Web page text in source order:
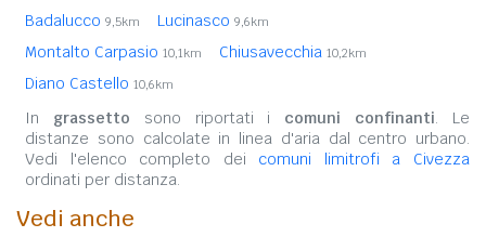
Badalucco 9,5km Lucinasco 9,6km
Montalto Carpasio 10,1km Chiusavecchia 10,2km
Diano Castello 10,6km
In grassetto sono riportati i comuni confinanti. Le
distanze sono calcolate in linea d'aria dal centro urbano.
Vedi l'elenco completo dei comuni limitrofi a Civezza
ordinati per distanza.
Vedi anche